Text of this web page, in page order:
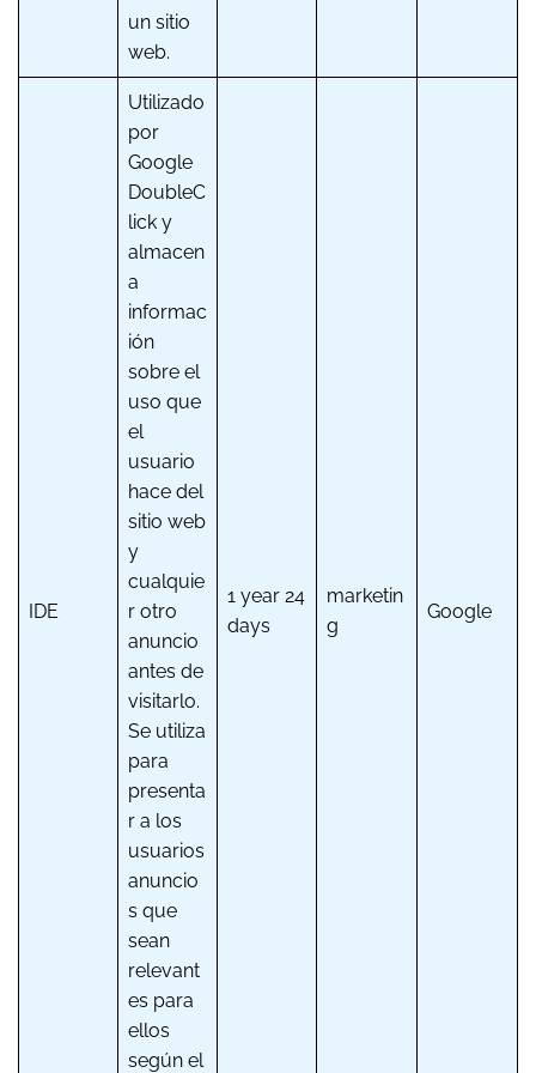
un sitio
web.
IDE
Utilizado
por
Google
DoubleC
lick y
almacen
a
informac
ión
sobre el
uso que
el
usuario
hace del
sitio web
y
cualquie
r otro
anuncio
antes de
visitarlo.
Se utiliza
para
presenta
r a los
usuarios
anuncio
s que
sean
relevant
es para
ellos
según el
1 year 24
days
marketin
g
Google